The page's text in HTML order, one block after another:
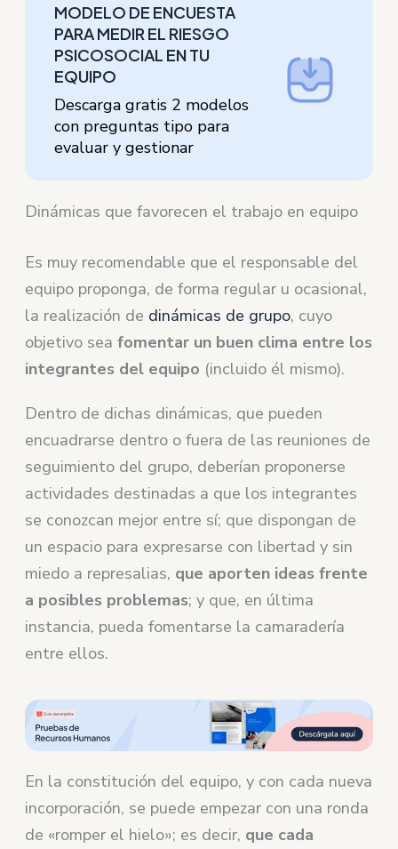
MODELO DE ENCUESTA
PARA MEDIR EL RIESGO
PSICOSOCIAL EN TU
EQUIPO
Descarga gratis 2 modelos
con preguntas tipo para
evaluar y gestionar
Dinámicas que favorecen el trabajo en equipo
Es muy recomendable que el responsable del
equipo proponga, de forma regular u ocasional,
la realización de dinámicas de grupo, cuyo
objetivo seafomentar un buen clima entre los
integrantes del equipo (incluido él mismo).
Dentro de dichas dinámicas, que pueden
encuadrarse dentro o fuera de las reuniones de
seguimiento del grupo, deberían proponerse
actividades destinadas a que los integrantes
se conozcan mejor entre sí; que dispongan de
un espacio para expresarse con libertad y sin
miedo a represalias, que aporten ideas frente
a posibles problemas; y que, en última
instancia, pueda fomentarse la camaradería
entre ellos.
En la constitución del equipo, y con cada nueva
incorporación, se puede empezar con una ronda
de «romper el hielo»; es decir, que cada